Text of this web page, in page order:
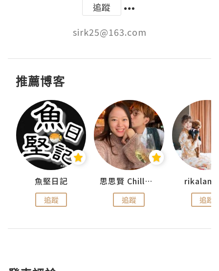
追蹤
sirk25@163.com
推薦博客
魚堅日記
追蹤
思思賢 ChillMyBabe
追蹤 追蹤